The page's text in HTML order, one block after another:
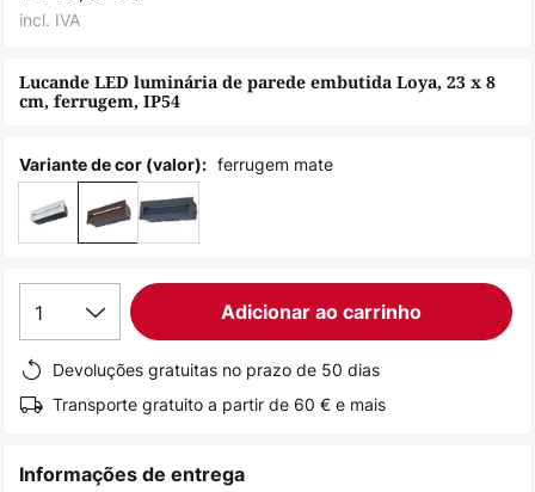
início
Galeria
de
Lucande LED luminária de parede embutida Loya, 23 x 8
cm, ferrugem, IP54
incl. IVA
Variante de cor (valor): ferrugem mate
1 Adicionar ao carrinho
Devoluções gratuitas no prazo de 50 dias
Transporte gratuito a partir de 60 € e mais
Informações de entrega